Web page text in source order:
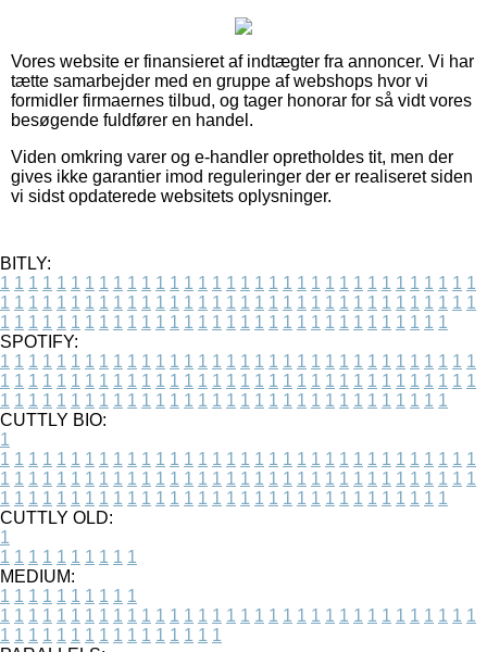
Vores website er finansieret af indtægter fra annoncer. Vi har
tætte samarbejder med en gruppe af webshops hvor vi
formidler firmaernes tilbud, og tager honorar for så vidt vores
besøgende fuldfører en handel.
Viden omkring varer og e-handler opretholdes tit, men der
gives ikke garantier imod reguleringer der er realiseret siden
vi sidst opdaterede websitets oplysninger.
BITLY:
1 1 1 1 1 1 1 1 1 1 1 1 1 1 1 1 1 1 1 1 1 1 1 1 1 1 1 1 1 1 1 1 1 1
1 1 1 1 1 1 1 1 1 1 1 1 1 1 1 1 1 1 1 1 1 1 1 1 1 1 1 1 1 1 1 1 1 1
1 1 1 1 1 1 1 1 1 1 1 1 1 1 1 1 1 1 1 1 1 1 1 1 1 1 1 1 1 1 1 1
SPOTIFY:
1 1 1 1 1 1 1 1 1 1 1 1 1 1 1 1 1 1 1 1 1 1 1 1 1 1 1 1 1 1 1 1 1 1
1 1 1 1 1 1 1 1 1 1 1 1 1 1 1 1 1 1 1 1 1 1 1 1 1 1 1 1 1 1 1 1 1 1
1 1 1 1 1 1 1 1 1 1 1 1 1 1 1 1 1 1 1 1 1 1 1 1 1 1 1 1 1 1 1 1
CUTTLY BIO:
1
1 1 1 1 1 1 1 1 1 1 1 1 1 1 1 1 1 1 1 1 1 1 1 1 1 1 1 1 1 1 1 1 1 1
1 1 1 1 1 1 1 1 1 1 1 1 1 1 1 1 1 1 1 1 1 1 1 1 1 1 1 1 1 1 1 1 1 1
1 1 1 1 1 1 1 1 1 1 1 1 1 1 1 1 1 1 1 1 1 1 1 1 1 1 1 1 1 1 1 1
CUTTLY OLD:
1
1 1 1 1 1 1 1 1 1 1
MEDIUM:
1 1 1 1 1 1 1 1 1 1
1 1 1 1 1 1 1 1 1 1 1 1 1 1 1 1 1 1 1 1 1 1 1 1 1 1 1 1 1 1 1 1 1 1
1 1 1 1 1 1 1 1 1 1 1 1 1 1 1 1